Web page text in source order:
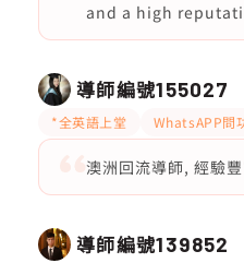
and a high
導師編號155027
*全英語上堂 WhatsAPP問
澳洲回流導師, 經驗
導師編號139852